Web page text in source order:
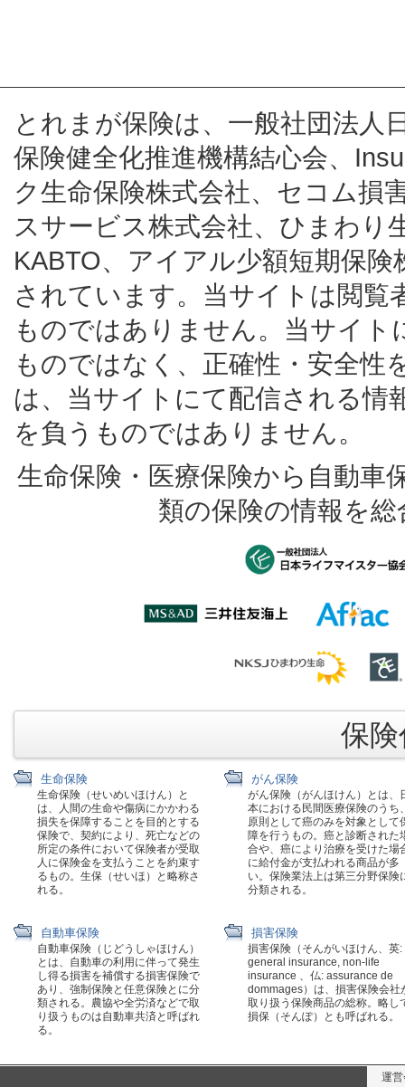
とれまが保険は、一般社団法人
保険健全化推進機構結心会、
ク生命保険株式会社、セコム損
スサービス株式会社、ひまわり
KABTO、アイアル少額短期保
されています。当サイトは閲覧
ものではありません。当サイ
ものではなく、正確性・安全性
は、当サイトにて配信される情
を負うものではありません。
生命保険・医療保険から自動車
類の保険の情報を
保
生命保険
生命保険（せいめいほけん）と
は、人間の生命や傷病にかかわる
損失を保障することを目的とする
保険で、契約により、死亡などの
所定の条件において保険者が受取
人に保険金を支払うことを約束す
るもの。生保（せいほ）と略称さ
れる。
がん保険
がん保険（がんほけん）とは、
本における民間医療保険のうち
原則として癌のみを対象として
障を行うもの。癌と診断された
合や、癌により治療を受けた場
に給付金が支払われる商品が多
い。保険業法上は第三分野保険
分類される。
自動車保険
自動車保険（じどうしゃほけん）
とは、自動車の利用に伴って発生
し得る損害を補償する損害保険で
あり、強制保険と任意保険とに分
類される。農協や全労済などで取
り扱うものは自動車共済と呼ばれ
る。
損害保険
損害保険（そんがいほけん、英:
general insurance, non-life
insurance 、仏: assurance de
dommages）は、損害保険会社
取り扱う保険商品の総称。略し
損保（そんぽ）とも呼ばれる。
運